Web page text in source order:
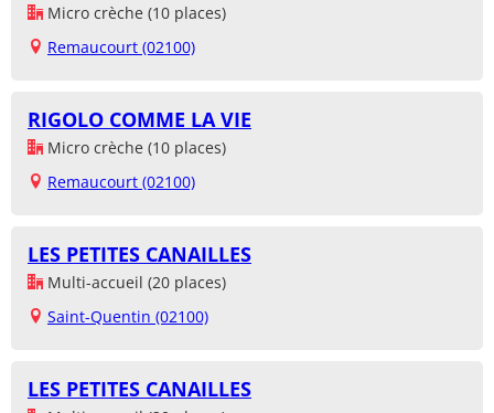
Micro crèche (10 places)
Remaucourt (02100)
RIGOLO COMME LA VIE
Micro crèche (10 places)
Remaucourt (02100)
LES PETITES CANAILLES
Multi-accueil (20 places)
Saint-Quentin (02100)
LES PETITES CANAILLES